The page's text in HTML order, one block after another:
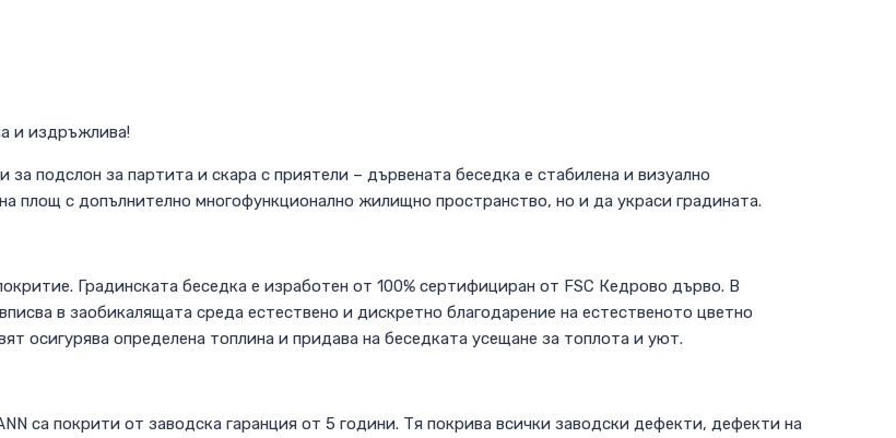
и издръжлива!
подслон за партита и скара с приятели – дървената беседка е стабилена и визуално
площ с допълнително многофункционално жилищно пространство, но и да украси градината.
Градинската беседка е изработен от 100% сертифициран от FSC Кедрово дърво. В
в заобикалящата среда естествено и дискретно благодарение на естественото цветно
осигурява определена топлина и придава на беседката усещане за топлота и уют.
са покрити от заводска гаранция от 5 години. Тя покрива всички заводски дефекти, дефекти на